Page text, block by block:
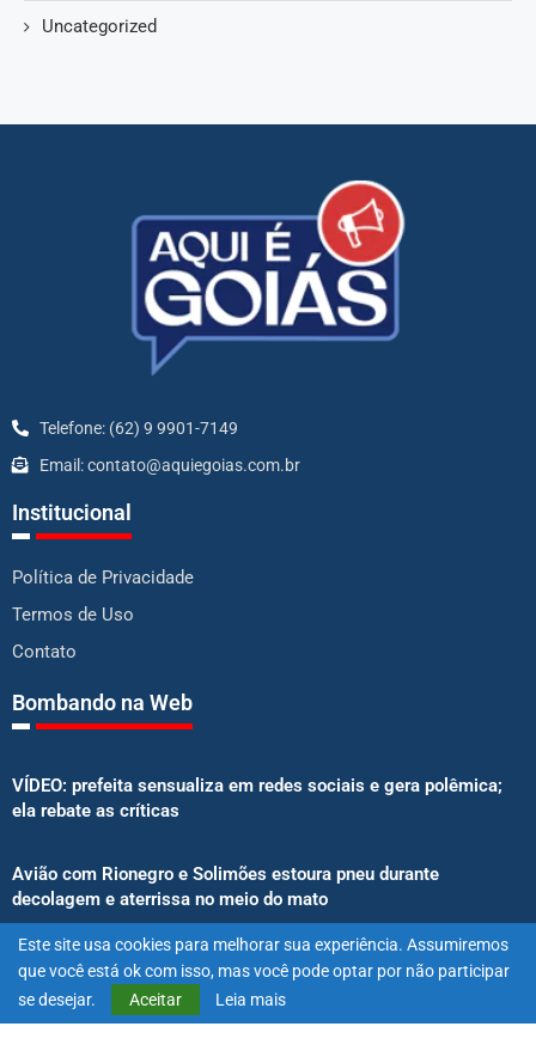
Uncategorized
Telefone: (62) 9 9901-7149
Email: contato@aquiegoias.com.br
Institucional
Política de Privacidade
Termos de Uso
Contato
Bombando na Web
VÍDEO: prefeita sensualiza em redes sociais e gera polêmica;
ela rebate as críticas
Avião com Rionegro e Solimões estoura pneu durante
decolagem e aterrissa no meio do mato
Senado aprova proibição de atletas e influenciadores em
anúncios de bets
Este site usa cookies para melhorar sua experiência. Assumiremos
que você está ok com isso, mas você pode optar por não participar
se desejar.
Aceitar Leia mais